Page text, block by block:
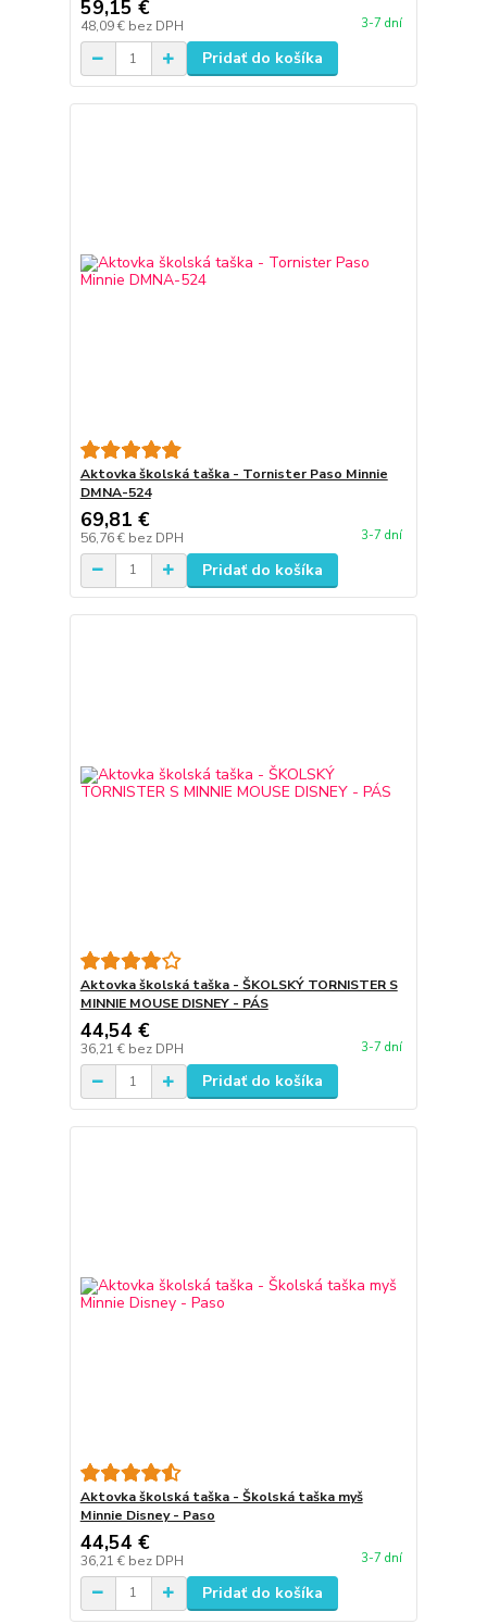
59,15 €
48,09 € bez DPH 3-7 dní
Pridať do košíka
Aktovka školská taška - Tornister Paso Minnie
DMNA-524
69,81 €
56,76 € bez DPH 3-7 dní
Pridať do košíka
Aktovka školská taška - ŠKOLSKÝ TORNISTER S
MINNIE MOUSE DISNEY - PÁS
44,54 €
36,21 € bez DPH 3-7 dní
Pridať do košíka
Aktovka školská taška - Školská taška myš
Minnie Disney - Paso
44,54 €
36,21 € bez DPH 3-7 dní
Pridať do košíka